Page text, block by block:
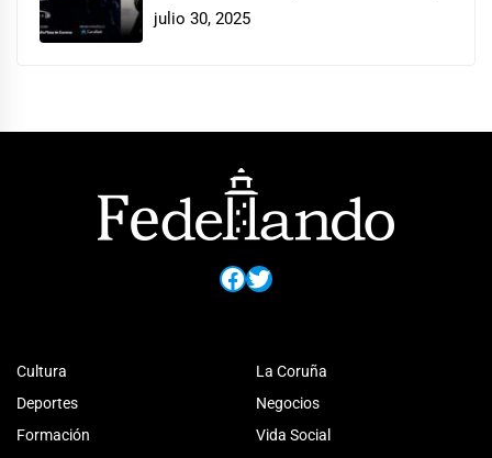
julio 30, 2025
Facebook
Twitter
Cultura
Deportes
Formación
La Coruña
Negocios
Vida Social